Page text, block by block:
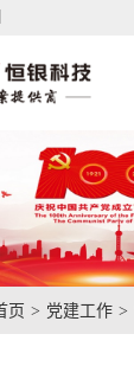
页 党建工作